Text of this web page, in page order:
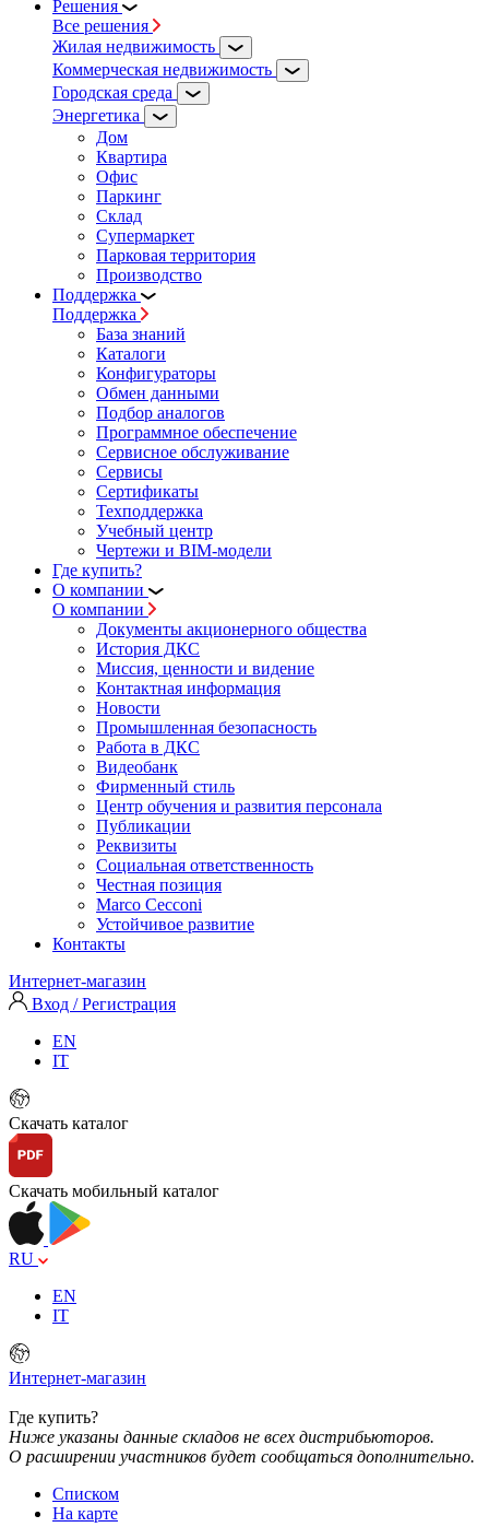
Решения
Все решения
Жилая недвижимость
Коммерческая недвижимость
Городская среда
Энергетика
Дом
Квартира
Офис
Паркинг
Склад
Супермаркет
Парковая территория
Производство
Поддержка
Поддержка
База знаний
Каталоги
Конфигураторы
Обмен данными
Подбор аналогов
Программное обеспечение
Сервисное обслуживание
Сервисы
Сертификаты
Техподдержка
Учебный центр
Чертежи и BIM-модели
Где купить?
О компании
О компании
Документы акционерного общества
История ДКС
Миссия, ценности и видение
Контактная информация
Новости
Промышленная безопасность
Работа в ДКС
Видеобанк
Фирменный стиль
Центр обучения и развития персонала
Публикации
Реквизиты
Социальная ответственность
Честная позиция
Marco Cecconi
Устойчивое развитие
Контакты
Интернет-магазин
Вход / Регистрация
EN
IT
Скачать каталог
Скачать мобильный каталог
RU
EN
IT
Интернет-магазин
Где купить?
Ниже указаны данные складов не всех дистрибьюторов.
О расширении участников будет сообщаться дополнительно.
Списком
На карте